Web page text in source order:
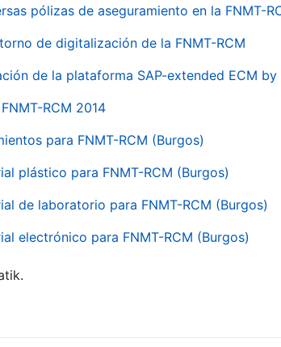
pólizas de aseguramiento en la FNMT-
de digitalización de la FNMT-RCM
de la plataforma SAP-extended ECM by
RCM 2014
para FNMT-RCM (Burgos)
plástico para FNMT-RCM (Burgos)
de laboratorio para FNMT-RCM (Burgos)
electrónico para FNMT-RCM (Burgos)